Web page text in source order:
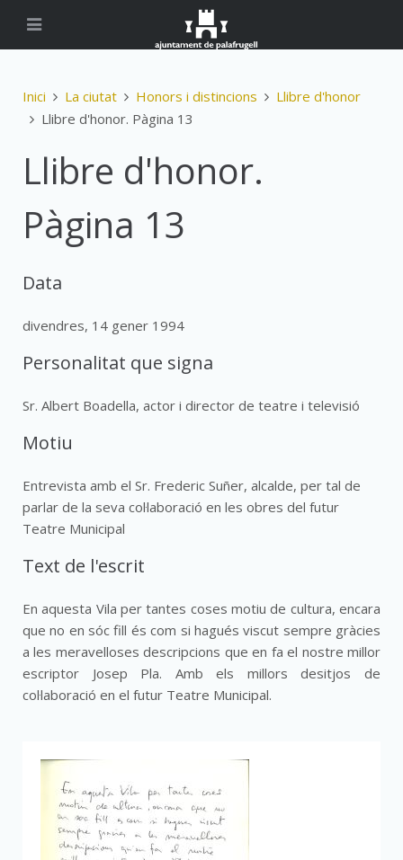
Inici La ciutat Honors i distincions
Llibre d'honor
Llibre d'honor. Pàgina 13
Llibre d'honor.
Pàgina 13
Data
divendres, 14 gener 1994
Personalitat que signa
Sr. Albert Boadella, actor i director de teatre i televisió
Motiu
Entrevista amb el Sr. Frederic Suñer, alcalde, per tal de
parlar de la seva col·laboració en les obres del futur
Teatre Municipal
Text de l'escrit
En aquesta Vila per tantes coses motiu de cultura, encara
que no en sóc fill és com si hagués viscut sempre gràcies
a les meravelloses descripcions que en fa el nostre millor
escriptor Josep Pla. Amb els millors desitjos de
col·laboració en el futur Teatre Municipal.